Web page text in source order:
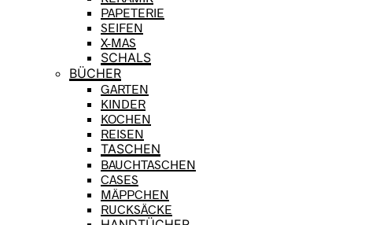
PAPETERIE
SEIFEN
X-MAS
SCHALS
BÜCHER
GARTEN
KINDER
KOCHEN
REISEN
TASCHEN
BAUCHTASCHEN
CASES
MÄPPCHEN
RUCKSÄCKE